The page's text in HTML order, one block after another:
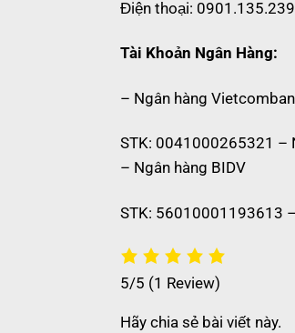
Điện thoại:
Tài Khoản Ngân Hàng:
– Ngân hàng
STK: 0041000265321 –
– Ngân hàng BIDV
STK: 56010001193613
5/5 (1 Review)
Hãy chia sẻ bài viết này.